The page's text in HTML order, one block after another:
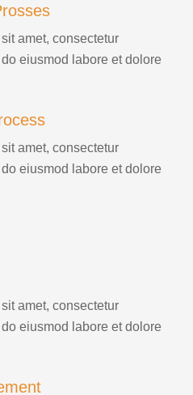
amet, consectetur
eiusmod labore et dolore
amet, consectetur
eiusmod labore et dolore
amet, consectetur
eiusmod labore et dolore